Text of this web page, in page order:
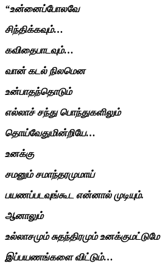
“உன்னைப்போலவே
சிந்திக்கவும்…
கவிதைபாடவும்…
வான் கடல் நிலமென
உன்பாதந்தொடும்
எல்லாச் சந்து பொந்துகளிலும்
தொய்வேதுமின்றியே…
உனக்கு
சமனும் சமாந்தரமுமாய்
பயணப்படவுங்கூட என்னால் முடியும்.
ஆனாலும்
உல்லாசமும் சுதந்திரமும்
இப்பயணங்களை விட்டும்…